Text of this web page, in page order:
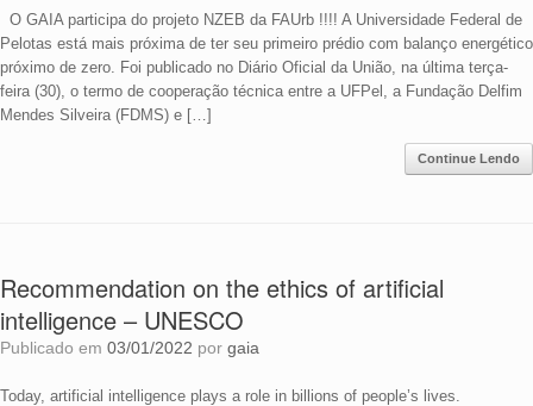
O GAIA participa do projeto NZEB da FAUrb !!!! A Universidade Federal de
Pelotas está mais próxima de ter seu primeiro prédio com balanço energético
próximo de zero. Foi publicado no Diário Oficial da União, na última terça-
feira (30), o termo de cooperação técnica entre a UFPel, a Fundação Delfim
Mendes Silveira (FDMS) e […]
Continue Lendo
Recommendation on the ethics of artificial
intelligence – UNESCO
Publicado em 03/01/2022 por gaia
Today, artificial intelligence plays a role in billions of people’s lives.